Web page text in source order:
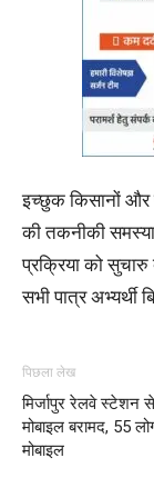
इच्छुक किसानों और
की तकनीकी
प्रक्रिया को
सभी पात्र
पिछला लेख
मिर्जापुर रेलवे स्टेशन
मोबाइल बरामद, 55
मोबाइल